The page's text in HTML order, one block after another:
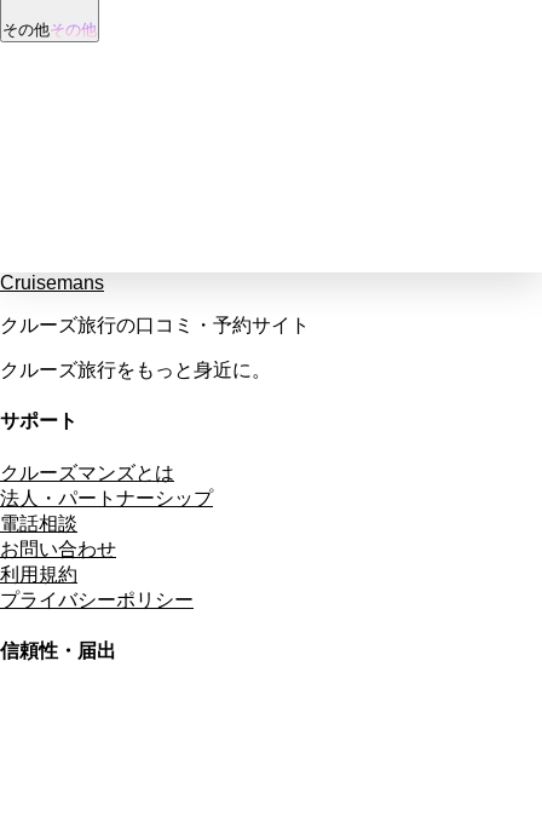
その他その他
Cruisemans
クルーズ旅行の口コミ・予約サイト
クルーズ旅行をもっと身近に。
サポート
クルーズマンズとは
法人・パートナーシップ
電話相談
お問い合わせ
利用規約
プライバシーポリシー
信頼性・届出